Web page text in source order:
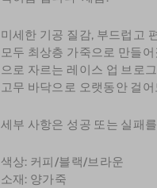
미세한 기공 질감, 부드럽고
모두 최상층 가죽으로 만들
으로 자르는 레이스 업 브로
고무 바닥으로 오랫동안 걸
세부 사항은 성공 또는 실패
색상: 커피/블랙/브라운
소재: 양가죽